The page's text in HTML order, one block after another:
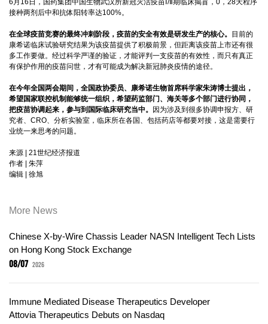
6月16日，国药集团中国生物武汉所新冠灭活疫苗Ⅰ/Ⅱ期临床揭盲，0，28天程序
接种两剂后中和抗体阳转率达100%。
在全球疫苗竞赛的最终冲刺阶段，疫苗的安全有效是研发生产的核心。
目前的
康希诺临床试验研究结果为该疫苗提供了积极前景，但距离该疫苗上市还有很
多工作要做。经过科学严谨的验证，才能评判一支疫苗的有效性，而只有真正
有保护作用的疫苗问世，才有可能成为解决新冠肺炎疫情的途径。
在今年全国两会期间，全国政协委员、康希诺生物首席科学家朱涛博士提出，
希望国家联控机制能够统一组织，希望药监部门、海关等多个部门进行协同，
把疫苗协调起来，参与到国际临床研究当中。
因为涉及到很多协调申报方、研
究者、CRO、分析实验室，临床所在各国、包括药店等都要对接，这是需要行
业统一来思考的问题。
来源 | 21世纪经济报道
作者 | 朱萍
编辑 | 徐旭
More News
Chinese X-by-Wire Chassis Leader NASN Intelligent Tech Lists
on Hong Kong Stock Exchange
08/07 2026
Immune Mediated Disease Therapeutics Developer
Attovia Therapeutics Debuts on Nasdaq